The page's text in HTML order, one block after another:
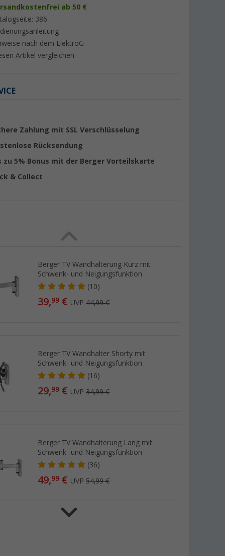
ab 50 €
386
nach dem ElektroG
Artikel vergleichen
Zahlung mit SSL Verschlüsselung
Rücksendung
zu 5% Bonus mit der Berger Vorteilskarte
& Collect
Berger TV Wandhalterung Kurz mit
Schwenk- und Neigungsfunktion
(10)
39,99 € UVP44,99 €
Berger TV Wandhalter Shorty mit
Schwenk- und Neigungsfunktion
(16)
29,99 € UVP34,99 €
Berger TV Wandhalterung Lang mit
Schwenk- und Neigungsfunktion
(36)
49,99 € UVP54,99 €
Produktdatenblatt